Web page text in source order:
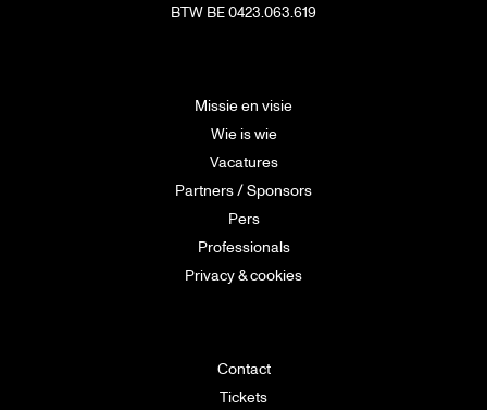
BTW BE 0423.063.619
Missie en visie
Wie is wie
Vacatures
Partners / Sponsors
Pers
Professionals
Privacy & cookies
Contact
Tickets